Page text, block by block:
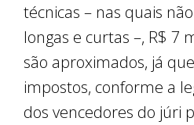
técnicas – nas quais
longas e curtas –, R$ 7
são aproximados, já
impostos, conforme a
dos vencedores do júri